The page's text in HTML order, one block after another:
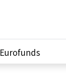
Eurofunds